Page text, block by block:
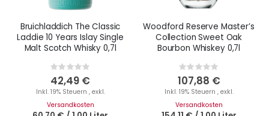
Bruichladdich The Classic
Laddie 10 Years Islay Single
Malt Scotch Whisky 0,7l
Rating:
0%
42,49 €
Inkl. 19% Steuern , exkl.
Versandkosten
Woodford Reserve Master’s
Collection Sweet Oak
Bourbon Whiskey 0,7l
Rating:
0%
107,88 €
Inkl. 19% Steuern , exkl.
Versandkosten